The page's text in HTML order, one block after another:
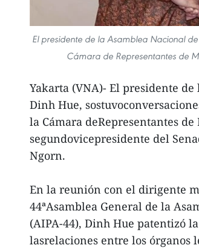
El presidente de la Asamblea Nacional
Cámara de Representantes de
Yakarta (VNA)- El presidente
Dinh Hue,
la Cámara deRepresentantes
segundovicepresidente del
Ngorn.
En la reunión con el dirigente
44ªAsamblea General de la
(AIPA-44), Dinh Hue patentizó
lasrelaciones entre los órganos